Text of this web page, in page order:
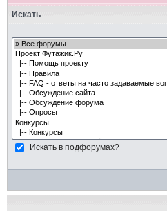
Искать
Искать в подфорумах?